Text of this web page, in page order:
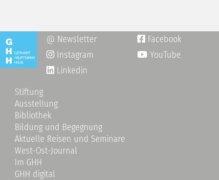
@ Newsletter  Facebook
Instagram
YouTube
Linkedin
Stiftung
Ausstellung
Bibliothek
Bildung und Begegnung
Aktuelle Reisen und Seminare
West-Ost-Journal
Im GHH
GHH digital